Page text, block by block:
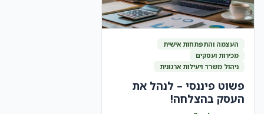
העצמה והתפתחות אישית
מכירות ועסקים
ניהול משרד ויעילות ארגונית
פשוט פיננסי – לנהל את
העסק בהצלחה!